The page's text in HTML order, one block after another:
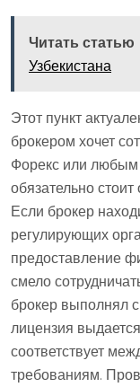
Читать статью
Узбекистана
Этот пункт
брокером хочет
Форекс или
обязательно
Если брокер
регулирующих
предоставление
смело
брокер выполнял
лицензия
соответствует
требованиям.